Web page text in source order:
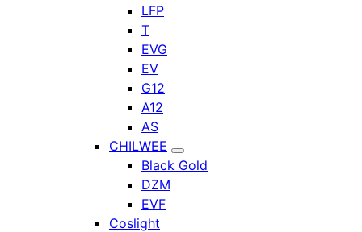
LFP
T
EVG
EV
G12
A12
AS
CHILWEE
Black Gold
DZM
EVF
Coslight